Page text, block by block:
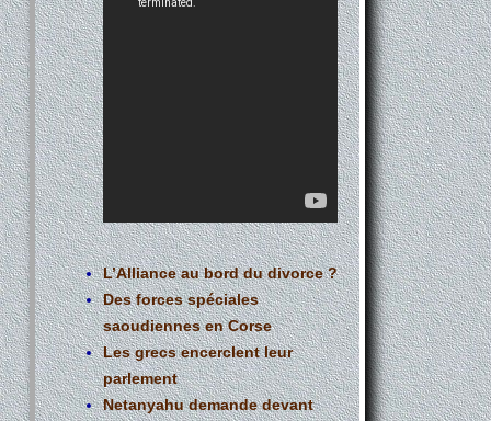
L’Alliance au bord du divorce ?
Des forces spéciales
saoudiennes en Corse
Les grecs encerclent leur
parlement
Netanyahu demande devant